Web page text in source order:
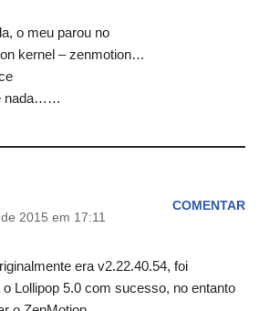
o meu parou no
kernel – zenmotion…
nada……
2015 em 17:11
COMENTAR
era v2.22.40.54, foi
Lollipop 5.0 com sucesso, no entanto